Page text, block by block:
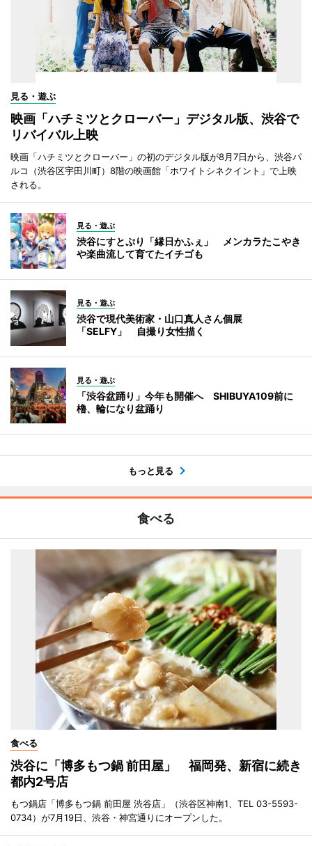
見る・遊ぶ
映画「ハチミツとクローバー」デジタル版、渋谷で
リバイバル上映
映画「ハチミツとクローバー」の初のデジタル版が8月7日から、渋谷パ
ルコ（渋谷区宇田川町）8階の映画館「ホワイトシネクイント」で上映
される。
見る・遊ぶ
渋谷にすとぷり「縁日かふぇ」 メンカラたこやき
や楽曲流して育てたイチゴも
見る・遊ぶ
渋谷で現代美術家・山口真人さん個展
「SELFY」 自撮り女性描く
見る・遊ぶ
「渋谷盆踊り」今年も開催へ SHIBUYA109前に
櫓、輪になり盆踊り
もっと見る
食べる
食べる
渋谷に「博多もつ鍋 前田屋」 福岡発、新宿に続き
都内2号店
もつ鍋店「博多もつ鍋 前田屋 渋谷店」（渋谷区神南1、TEL 03-5593-
0734）が7月19日、渋谷・神宮通りにオープンした。